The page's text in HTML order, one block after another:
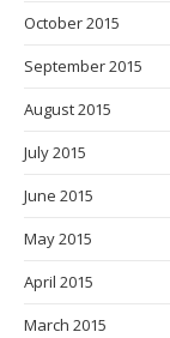
October 2015
September 2015
August 2015
July 2015
June 2015
May 2015
April 2015
March 2015